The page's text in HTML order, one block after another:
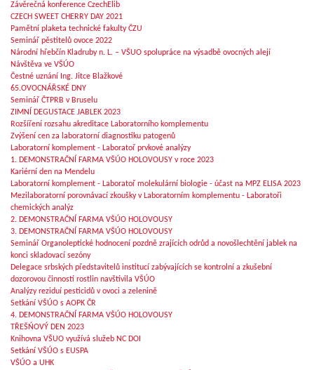
Závěrečná konference CzechElib
CZECH SWEET CHERRY DAY 2021
Pamětní plaketa technické fakulty ČZU
Seminář pěstitelů ovoce 2022
Národní hřebčín Kladruby n. L. – VŠUO spolupráce na výsadbě ovocných alejí
Návštěva ve VŠÚO
Čestné uznání Ing. Jitce Blažkové
65.OVOCNÁŘSKÉ DNY
Seminář ČTPRB v Bruselu
ZIMNÍ DEGUSTACE JABLEK 2023
Rozšíření rozsahu akreditace Laboratorního komplementu
Zvýšení cen za laboratorní diagnostiku patogenů
Laboratorní komplement - Laboratoř prvkové analýzy
1. DEMONSTRAČNÍ FARMA VŠÚO HOLOVOUSY v roce 2023
Kariérní den na Mendelu
Laboratorní komplement - Laboratoř molekulární biologie - účast na MPZ ELISA 2023
Mezilaboratorní porovnávací zkoušky v Laboratorním komplementu - Laboratoři
chemických analýz
2. DEMONSTRAČNÍ FARMA VŠÚO HOLOVOUSY
3. DEMONSTRAČNÍ FARMA VŠÚO HOLOVOUSY
Seminář Organoleptické hodnocení pozdně zrajících odrůd a novošlechtění jablek na
konci skladovací sezóny
Delegace srbských představitelů institucí zabývajících se kontrolní a zkušební
dozorovou činností rostlin navštívila VŠÚO
Analýzy reziduí pesticidů v ovoci a zelenině
Setkání VŠÚO s AOPK ČR
4. DEMONSTRAČNÍ FARMA VŠÚO HOLOVOUSY
TŘEŠŃOVÝ DEN 2023
Knihovna VŠUO využívá služeb NC DOI
Setkání VŠÚO s EUSPA
VŠÚO a UHK